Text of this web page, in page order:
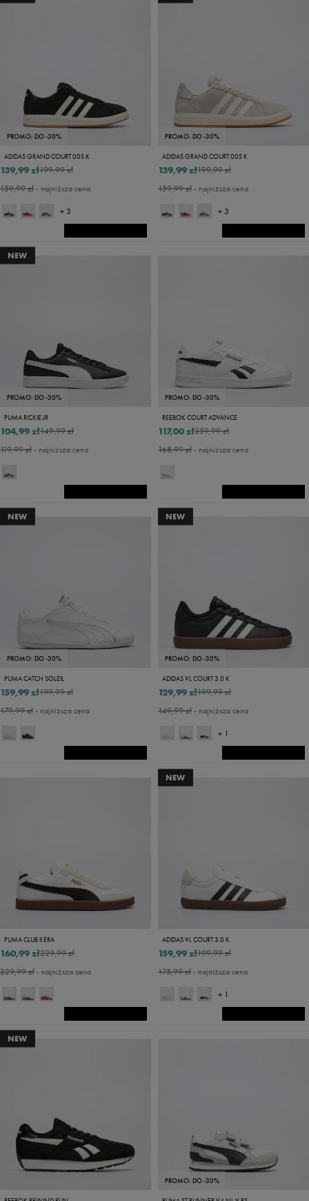
PROMO: DO -30%
ADIDAS GRAND COURT 00S K
199,99 zł
139,99 zł
159,99 zł- najniższa cena
+ 3
PROMO: DO -30%
ADIDAS GRAND COURT 00S K
199,99 zł
139,99 zł
159,99 zł- najniższa cena
+ 3
NEW
PROMO: DO -30%
PUMA RICKIE JR
149,99 zł
104,99 zł
119,99 zł- najniższa cena
PROMO: DO -30%
REEBOK COURT ADVANCE
259,99 zł
117,00 zł
168,99 zł- najniższa cena
NEW
PROMO: DO -30%
PUMA CATCH SOLEIL
199,99 zł
159,99 zł
179,99 zł- najniższa cena
NEW
PROMO: DO -30%
ADIDAS VL COURT 3.0 K
199,99 zł
129,99 zł
149,99 zł- najniższa cena
+ 1
PUMA CLUB II ERA
229,99 zł
160,99 zł
229,99 zł- najniższa cena
NEW
ADIDAS VL COURT 3.0 K
199,99 zł
159,99 zł
175,99 zł- najniższa cena
+ 1
NEW
PROMO: DO -30%